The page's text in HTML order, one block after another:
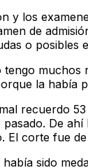
los
de
o posibles
la había
recuerdo
De
El corte fue
sido